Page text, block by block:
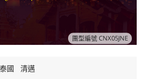
團型編號 CNX05JNE
泰國 清邁